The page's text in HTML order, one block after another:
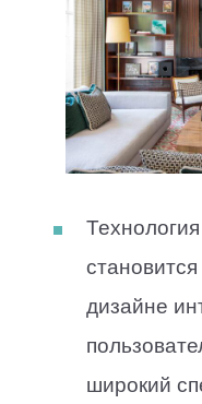
Технология
дизайне
широкий